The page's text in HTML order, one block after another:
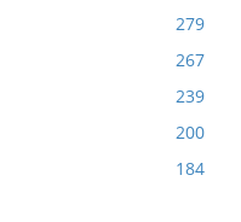
279
267
239
200
184